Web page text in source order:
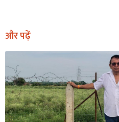
और पढ़ें